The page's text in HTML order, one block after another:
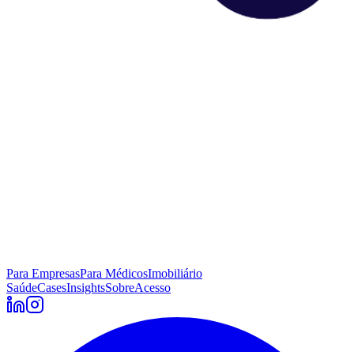
Para EmpresasPara MédicosImobiliário
SaúdeCasesInsightsSobreAcesso